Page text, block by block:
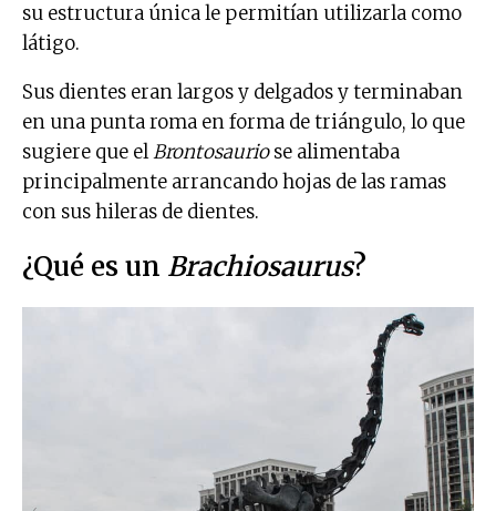
su estructura única le permitían utilizarla como
látigo.
Sus dientes eran largos y delgados y terminaban
en una punta roma en forma de triángulo, lo que
sugiere que elBrontosauriose alimentaba
principalmente arrancando hojas de las ramas
con sus hileras de dientes.
¿Qué es un Brachiosaurus?